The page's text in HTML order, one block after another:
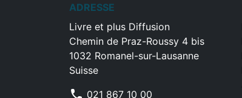
ADRESSE
Livre et plus Diffusion
Chemin de Praz-Roussy 4 bis
1032 Romanel-sur-Lausanne
Suisse
phone 021 867 10 00